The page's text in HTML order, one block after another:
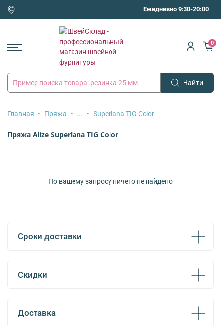
Ежедневно 9:30-20:00
Найти
0
Главная Пряжа ... Superlana TIG Color
Пряжа Alize Superlana TIG Color
По вашему запросу ничего не найдено
Сроки доставки
Скидки
Доставка